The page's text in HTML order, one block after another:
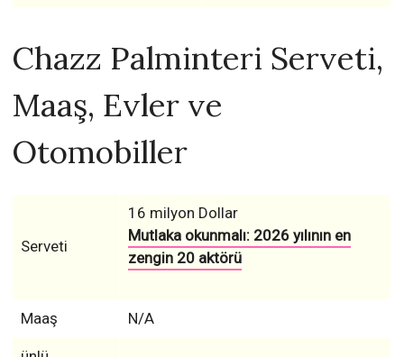
Chazz Palminteri Serveti,
Maaş, Evler ve
Otomobiller
Serveti
16 milyon Dollar
Mutlaka okunmalı: 2026 yılının en
zengin 20 aktörü
Maaş N/A